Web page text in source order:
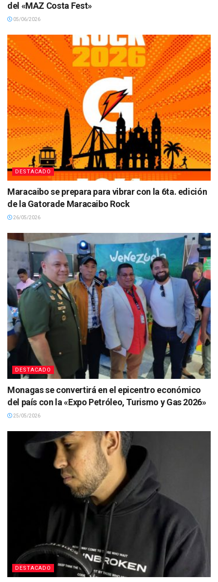
del «MAZ Costa Fest»
05/06/2026
DESTACADO
Maracaibo se prepara para vibrar con la 6ta. edición
de la Gatorade Maracaibo Rock
26/05/2026
DESTACADO
Monagas se convertirá en el epicentro económico
del país con la «Expo Petróleo, Turismo y Gas 2026»
25/05/2026
DESTACADO